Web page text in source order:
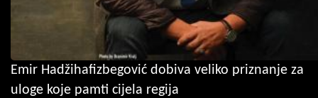
Emir Hadžihafizbegović dobiva veliko priznanje za
uloge koje pamti cijela regija